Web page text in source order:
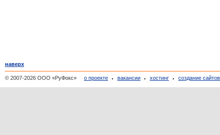
наверх
© 2007-2026 ООО «РуФокс» о проекте вакансии хостинг создание сайтов